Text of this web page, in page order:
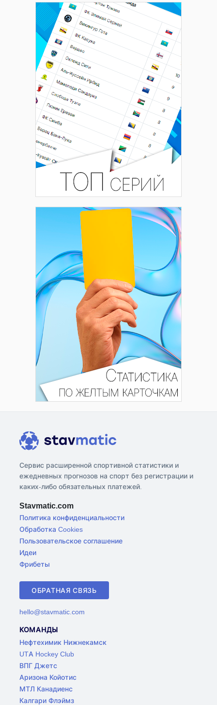
Сервис расширенной спортивной статистики и
ежедневных прогнозов на спорт без регистрации и
каких-либо обязательных платежей.
Stavmatic.com
Политика конфиденциальности
Обработка Cookies
Пользовательское соглашение
Идеи
Фрибеты
ОБРАТНАЯ СВЯЗЬ
hello@stavmatic.com
КОМАНДЫ
Нефтехимик Нижнекамск
UTA Hockey Club
ВПГ Джетс
Аризона Койотис
МТЛ Канадиенс
Калгари Флэймз